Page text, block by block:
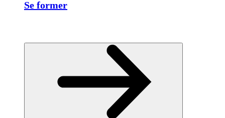
Se former